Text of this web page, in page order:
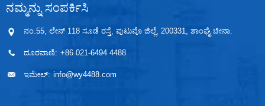
ನಮ್ಮನ್ನು ಸಂಪರ್ಕಿಸಿ
ನಂ.55, ಲೇನ್ 118 ಸೂಡೆ ರಸ್ತೆ, ಪುಟುವೊ ಜಿಲ್ಲೆ, 200331, ಶಾಂಘೈ ಚೀನಾ.
ದೂರವಾಣಿ: +86 021-6494 4488
ಇಮೇಲ್: info@wy4488.com